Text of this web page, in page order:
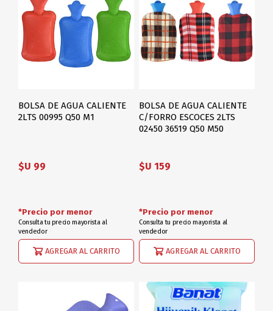
BOLSA DE AGUA CALIENTE
2LTS 00995 Q50 M1
$U 99
AGREGAR AL CARRITO
*Precio por menor
Consulta tu precio mayorista al
vendedor
BOLSA DE AGUA CALIENTE
C/FORRO ESCOCES 2LTS
02450 36519 Q50 M50
$U 159
AGREGAR AL CARRITO
*Precio por menor
Consulta tu precio mayorista al
vendedor